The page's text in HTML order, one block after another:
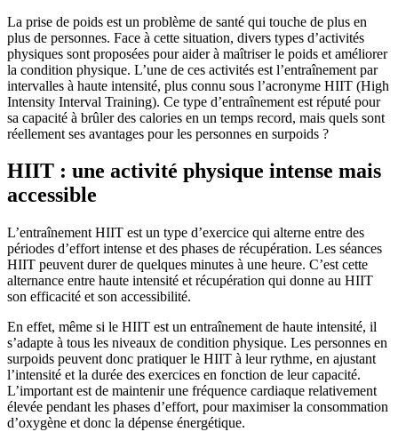
La prise de poids est un problème de santé qui touche de plus en
plus de personnes. Face à cette situation, divers types d’activités
physiques sont proposées pour aider à maîtriser le poids et améliorer
la condition physique. L’une de ces activités est l’entraînement par
intervalles à haute intensité, plus connu sous l’acronyme HIIT (High
Intensity Interval Training). Ce type d’entraînement est réputé pour
sa capacité à brûler des calories en un temps record, mais quels sont
réellement ses avantages pour les personnes en surpoids ?
HIIT : une activité physique intense mais
accessible
L’entraînement HIIT est un type d’exercice qui alterne entre des
périodes d’effort intense et des phases de récupération. Les séances
HIIT peuvent durer de quelques minutes à une heure. C’est cette
alternance entre haute intensité et récupération qui donne au HIIT
son efficacité et son accessibilité.
En effet, même si le HIIT est un entraînement de haute intensité, il
s’adapte à tous les niveaux de condition physique. Les personnes en
surpoids peuvent donc pratiquer le HIIT à leur rythme, en ajustant
l’intensité et la durée des exercices en fonction de leur capacité.
L’important est de maintenir une fréquence cardiaque relativement
élevée pendant les phases d’effort, pour maximiser la consommation
d’oxygène et donc la dépense énergétique.